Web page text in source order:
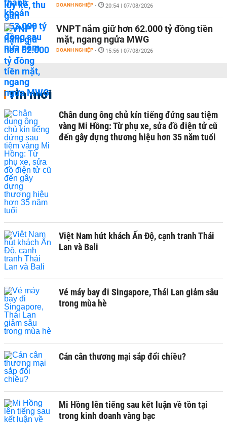
DOANH NGHIỆP - 20:54 | 07/08/2026
VNPT nắm giữ hơn 62.000 tỷ đồng tiền
mặt, ngang ngửa MWG
DOANH NGHIỆP - 15:56 | 07/08/2026
Tin mới
Chân dung ông chủ kín tiếng đứng sau tiệm
vàng Mi Hồng: Từ phụ xe, sửa đồ điện tử cũ
đến gây dựng thương hiệu hơn 35 năm tuổi
Việt Nam hút khách Ấn Độ, cạnh tranh Thái
Lan và Bali
Vé máy bay đi Singapore, Thái Lan giảm sâu
trong mùa hè
Cán cân thương mại sắp đổi chiều?
Mi Hồng lên tiếng sau kết luận về tồn tại
trong kinh doanh vàng bạc